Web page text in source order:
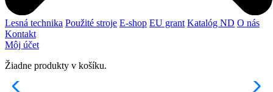
Lesná technika Použité stroje E-shop EU grant Katalóg ND O nás
Kontakt
Môj účet
Žiadne produkty v košíku.